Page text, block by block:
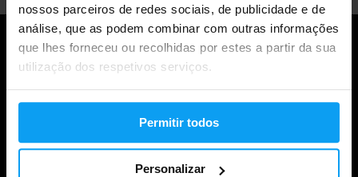
nossos parceiros de redes sociais, de publicidade e de
análise, que as podem combinar com outras informações
que lhes forneceu ou recolhidas por estes a partir da sua
utilização dos respetivos serviços.
Permitir todos
Personalizar